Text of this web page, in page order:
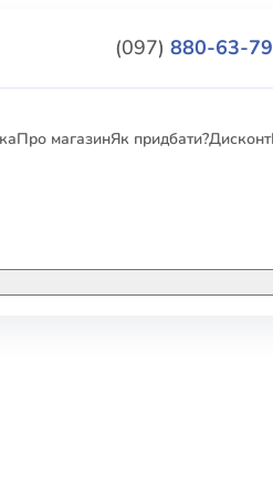
(097) 880-63-79
Про магазинЯк придбати?Дисконт